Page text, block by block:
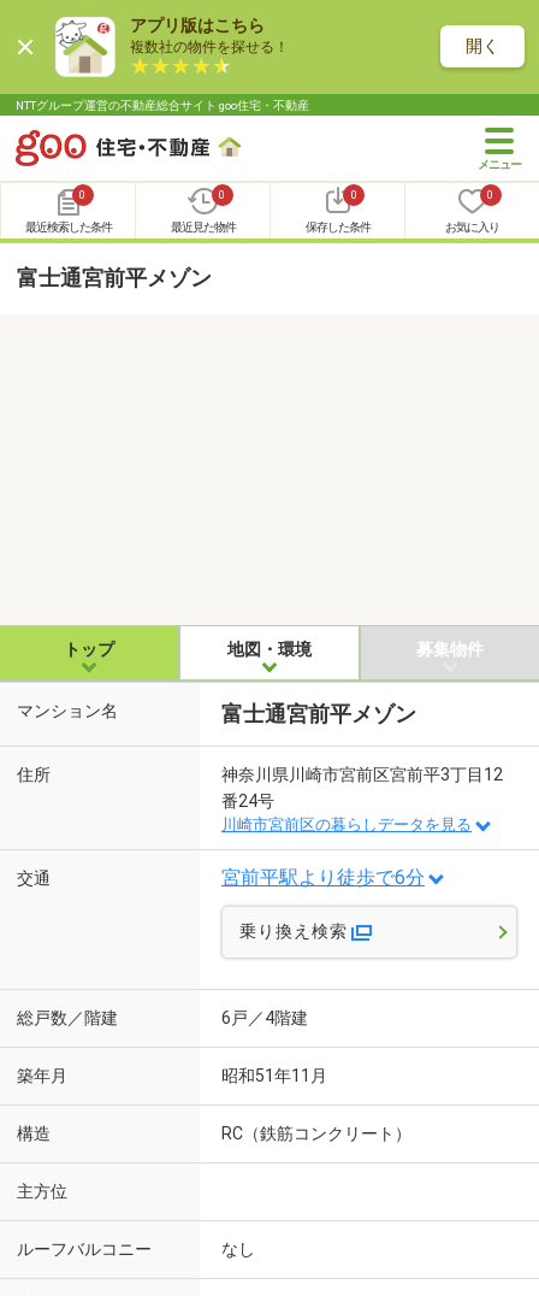
アプリ版はこちら
複数社の物件を探せる！ 開く
NTTグループ運営の不動産総合サイト goo住宅・不動産
0
最近検索した条件
0
最近見た物件
0
保存した条件
0
お気に入り
富士通宮前平メゾン
トップ 地図・環境 募集物件
マンション名 富士通宮前平メゾン
住所
神奈川県川崎市宮前区宮前平3丁目12
番24号
川崎市宮前区の暮らしデータを見る
交通 宮前平駅より徒歩で6分
乗り換え検索
総戸数／階建 6戸／4階建
築年月 昭和51年11月
構造 RC（鉄筋コンクリート）
主方位
ルーフバルコニー なし